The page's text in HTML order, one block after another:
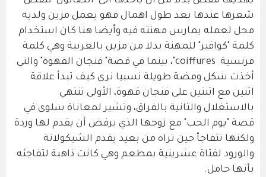
شعرها عندها بعد طول اهمال فهو يعمل مزين ولديه
محل لعمله يمارس مهنته فيه وأيضا هنا كان استخدام
كلمة "كوافير" للمهنة بدلا من مزين بالعربية وهي كلمة
فرنسية coiffures"، بينما في قصة" فنجان القهوة" والتي
أخذت شكل ومضة طويلة نسبيا نرى كيف تبدأ علاقة
اثنين مع اثنتين على فنجان قهوة، الأولى تنتهي
بالاستغلال والثانية بالفراق، وتشير لمعاناة سلوى في
قصة "يوم الحب" مع زوجها الذي يرفض أن يقدم لها وردة
ولكنها تتفاجأ حين تراه من بعيد يقدم الشيكولاتة
والورود لفتاة عشرينية بمطعم وهي كانت ذاهبة لتفاجئه
بأنها حامل.